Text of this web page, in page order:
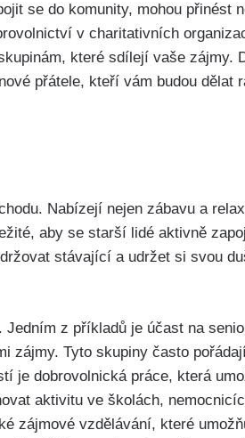
se do komunity, mohou přinést
v charitativních
které sdílejí vaše zájmy.
přátele, kteří vám budou dělat
Nabízejí nejen zábavu a
aby se starší lidé aktivně
stávající a udržet si svou
z příkladů je účast na
zájmy. Tyto skupiny často
je dobrovolnická práce, která
aktivitu ve školách,
zájmové vzdělávání, které